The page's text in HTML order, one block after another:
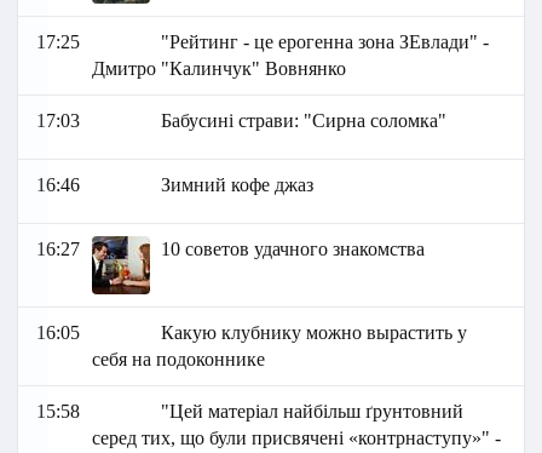
17:25
"Рейтинг - це ерогенна зона ЗЕвлади" -
Дмитро "Калинчук" Вовнянко
17:03 Бабусині страви: "Сирна соломка"
16:46 Зимний кофе джаз
16:27 10 советов удачного знакомства
16:05
Какую клубнику можно вырастить у
себя на подоконнике
15:58
"Цей матеріал найбільш ґрунтовний
серед тих, що були присвячені «контрнаступу»" -